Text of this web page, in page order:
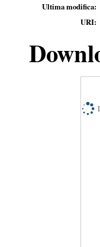
Ultima modifica:
URI: